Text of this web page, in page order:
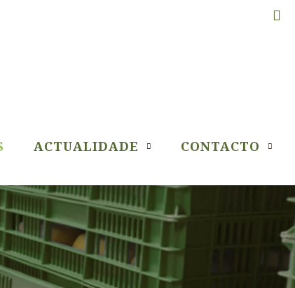
ACTUALIDADE CONTACTO